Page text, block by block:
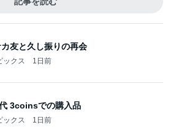
友と久し振りの再会
ックス 1日前
3coinsでの購入品
ックス 1日前